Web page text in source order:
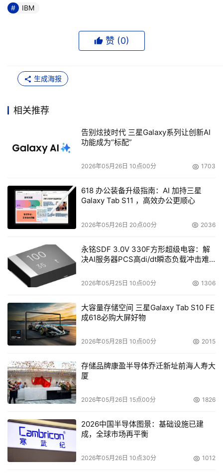
我们在为合作伙伴创造多种业务机会的同时，扩展了
择。我们与合作伙伴之间的战略联盟增加了BladeCenter的
价值，使其成为企业构建随需应变业务的理想基础。
BladeCenter这一品牌正在成为刀片技术的代名词。”
根据IDC提供的数据，IBM BladeCenter已经连续7个季
度成为刀片服务器领域的领军者。自从在市场上推出以来，
IBM刀片服务器的出货量已经超过20万台，成为第一个也是
唯一一个达到这一里程碑数字的公司。
IBM
赞 (0)
生成海报
相关推荐
告别炫技时代 三星Galaxy系列让创新AI
功能成为“标配”
2026年05月26日 10点00分 1703
618 办公装备升级指南：AI 加持三星
Galaxy Tab S11 ，高效办公更顺心
2026年05月26日 20点00分 2036
永铭SDF 3.0V 330F方形超级电容：解
决AI服务器PCS高di/dt瞬态负载冲击难
2026年05月25日 10点00分 1306
大容量存储空间 三星Galaxy Tab S10 FE
成618必购大屏好物
2026年05月28日 10点00分 2015
存储品牌康盈半导体乔迁新址前海人寿大
厦
2026年05月26日 15点00分 1826
2026中国半导体图景：基础设施已建
成，全球市场再平衡
2026年05月26日 10点30分 1012